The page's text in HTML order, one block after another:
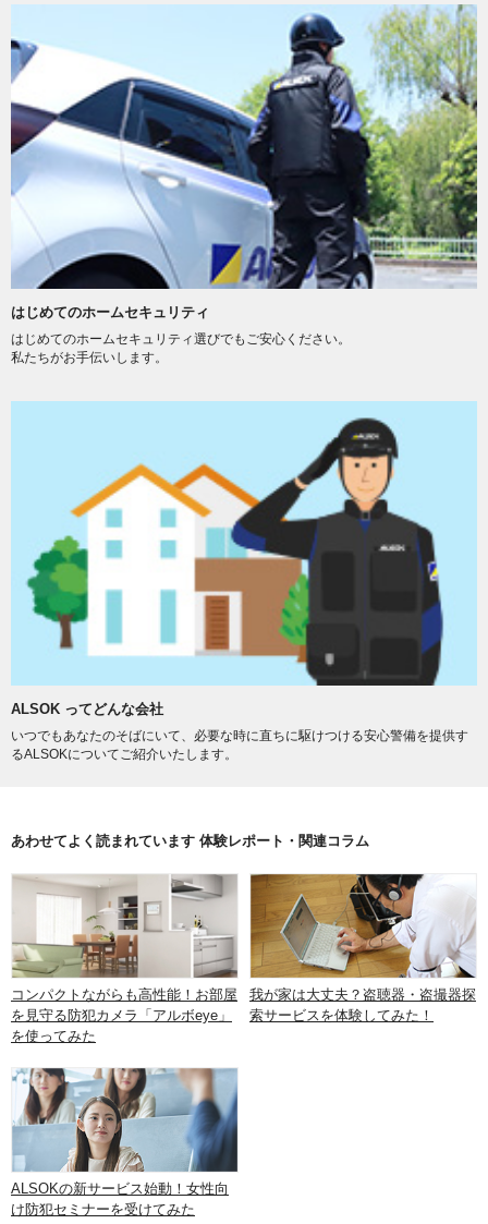
はじめてのホームセキュリティ
はじめてのホームセキュリティ選びでもご安心ください。
私たちがお手伝いします。
ALSOK ってどんな会社
いつでもあなたのそばにいて、必要な時に直ちに駆けつける安心警備を提供す
るALSOKについてご紹介いたします。
あわせてよく読まれています 体験レポート・関連コラム
コンパクトながらも高性能！お部屋
を見守る防犯カメラ「アルボeye」
を使ってみた
我が家は大丈夫？盗聴器・盗撮器探
索サービスを体験してみた！
ALSOKの新サービス始動！女性向
け防犯セミナーを受けてみた